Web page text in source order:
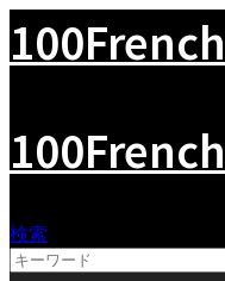
検索